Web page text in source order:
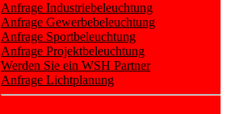
Anfrage Industriebeleuchtung
Anfrage Gewerbebeleuchtung
Anfrage Sportbeleuchtung
Anfrage Projektbeleuchtung
Werden Sie ein WSH Partner
Anfrage Lichtplanung